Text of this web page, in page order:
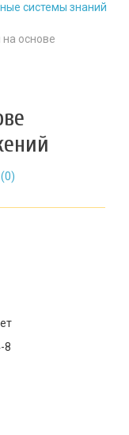
системы знаний
на основе
0)
8